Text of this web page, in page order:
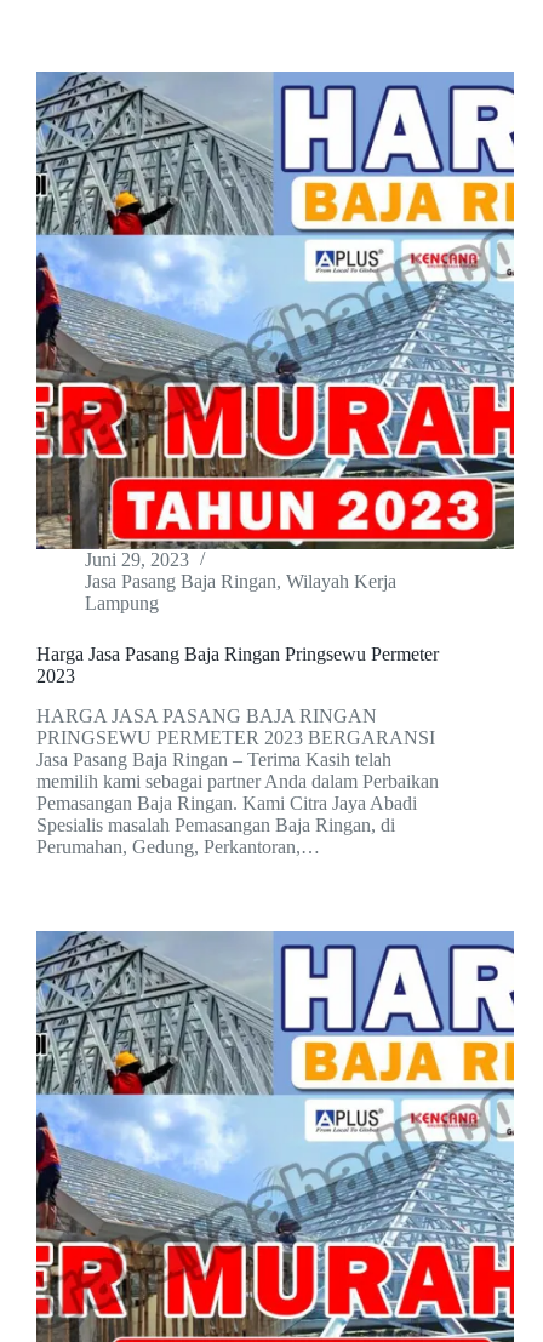
Juni 29, 2023
Jasa Pasang Baja Ringan, Wilayah Kerja
Lampung
Harga Jasa Pasang Baja Ringan Pringsewu Permeter
2023
HARGA JASA PASANG BAJA RINGAN
PRINGSEWU PERMETER 2023 BERGARANSI
Jasa Pasang Baja Ringan – Terima Kasih telah
memilih kami sebagai partner Anda dalam Perbaikan
Pemasangan Baja Ringan. Kami Citra Jaya Abadi
Spesialis masalah Pemasangan Baja Ringan, di
Perumahan, Gedung, Perkantoran,…